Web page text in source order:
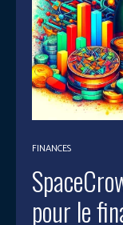
FINANCES
pour le